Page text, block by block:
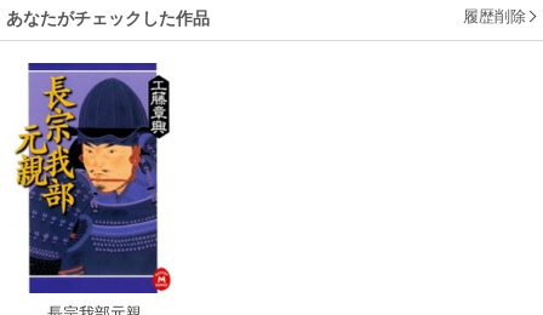
あなたがチェックした作品 履歴削除